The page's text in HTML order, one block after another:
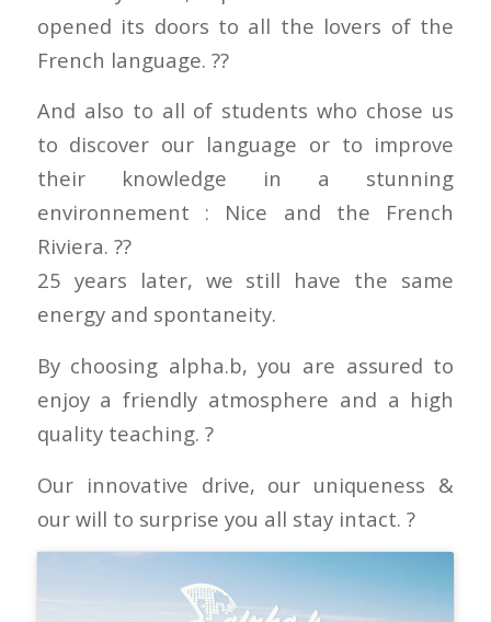
opened its doors to all the lovers of the
French language. ??
And also to all of students who chose us
to discover our language or to improve
their knowledge in a stunning
environnement : Nice and the French
Riviera. ??
25 years later, we still have the same
energy and spontaneity.
By choosing alpha.b, you are assured to
enjoy a friendly atmosphere and a high
quality teaching. ?
Our innovative drive, our uniqueness &
our will to surprise you all stay intact. ?